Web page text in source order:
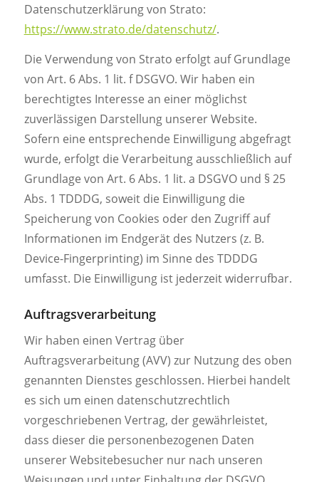
Datenschutzerklärung von Strato:
https://www.strato.de/datenschutz/.
Die Verwendung von Strato erfolgt auf Grundlage
von Art. 6 Abs. 1 lit. f DSGVO. Wir haben ein
berechtigtes Interesse an einer möglichst
zuverlässigen Darstellung unserer Website.
Sofern eine entsprechende Einwilligung abgefragt
wurde, erfolgt die Verarbeitung ausschließlich auf
Grundlage von Art. 6 Abs. 1 lit. a DSGVO und § 25
Abs. 1 TDDDG, soweit die Einwilligung die
Speicherung von Cookies oder den Zugriff auf
Informationen im Endgerät des Nutzers (z. B.
Device-Fingerprinting) im Sinne des TDDDG
umfasst. Die Einwilligung ist jederzeit widerrufbar.
Auftragsverarbeitung
Wir haben einen Vertrag über
Auftragsverarbeitung (AVV) zur Nutzung des oben
genannten Dienstes geschlossen. Hierbei handelt
es sich um einen datenschutzrechtlich
vorgeschriebenen Vertrag, der gewährleistet,
dass dieser die personenbezogenen Daten
unserer Websitebesucher nur nach unseren